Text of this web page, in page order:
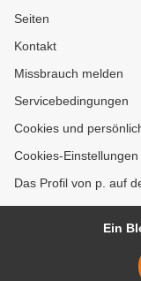
Seiten
Kontakt
Missbrauch melden
Servicebedingungen
Cookies und
Cookies-Einstellungen
Das Profil von p. auf
Ein